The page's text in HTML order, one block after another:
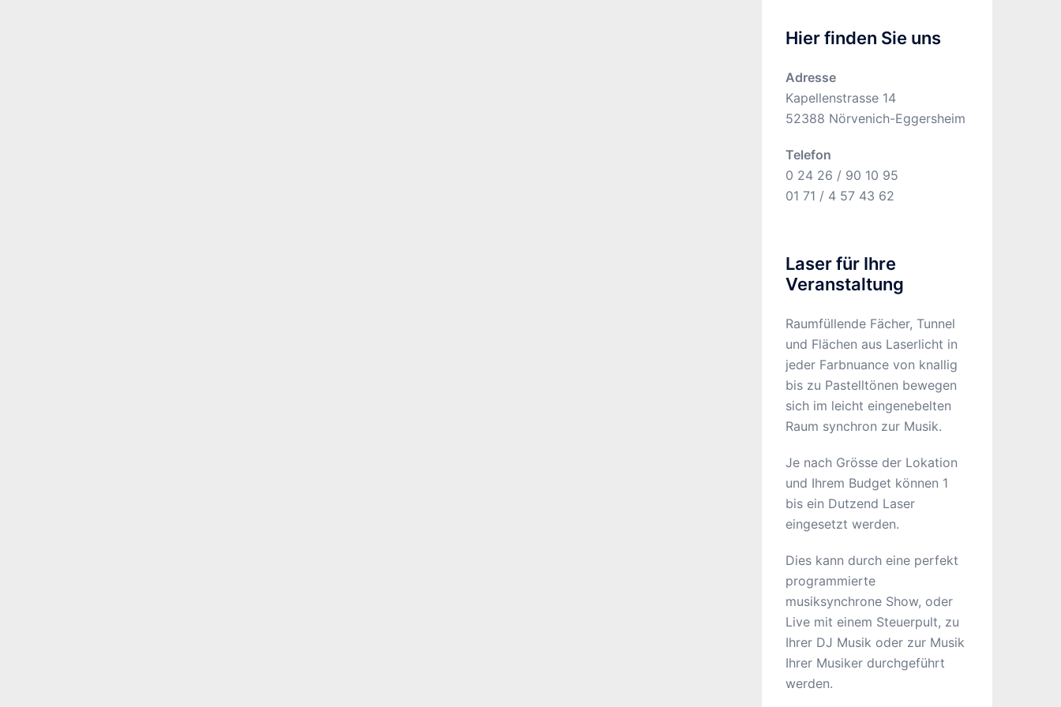
Hier finden Sie uns
Adresse
Kapellenstrasse 14
52388 Nörvenich-Eggersheim
Telefon
0 24 26 / 90 10 95
01 71 / 4 57 43 62
Laser für Ihre
Veranstaltung
Raumfüllende Fächer, Tunnel
und Flächen aus Laserlicht in
jeder Farbnuance von knallig
bis zu Pastelltönen bewegen
sich im leicht eingenebelten
Raum synchron zur Musik.
Je nach Grösse der Lokation
und Ihrem Budget können 1
bis ein Dutzend Laser
eingesetzt werden.
Dies kann durch eine perfekt
programmierte
musiksynchrone Show, oder
Live mit einem Steuerpult, zu
Ihrer DJ Musik oder zur Musik
Ihrer Musiker durchgeführt
werden.